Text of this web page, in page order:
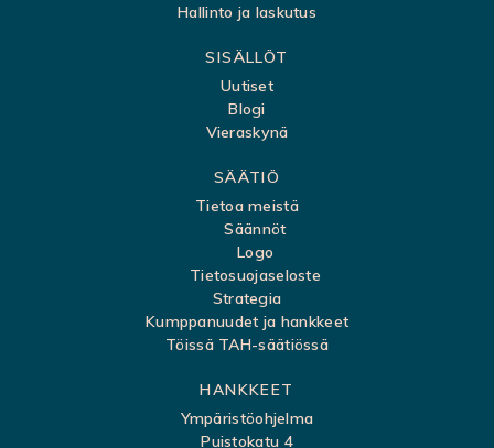
Hallinto ja laskutus
SISÄLLÖT
Uutiset
Blogi
Vieraskynä
SÄÄTIÖ
Tietoa meistä
Säännöt
Logo
Tietosuojaseloste
Strategia
Kumppanuudet ja hankkeet
Töissä TAH-säätiössä
HANKKEET
Ympäristöohjelma
Puistokatu 4